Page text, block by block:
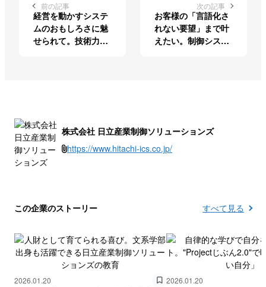
前の記事
経営を動かすシステ
ムのおもしろさに魅
せられて。技術力と
次の記事
お客様の「言語化さ
れない要望」まで叶
えたい。制御システ
株式会社 日立産業制御ソリューションズ
https://www.hitachi-ics.co.jp/
この企業のストーリー すべて見る
2026.01.20 2026.01.20